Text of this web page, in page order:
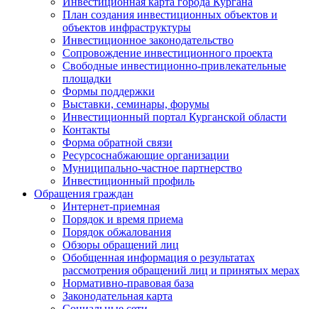
План создания инвестиционных объектов и
объектов инфраструктуры
Инвестиционное законодательство
Сопровождение инвестиционного проекта
Свободные инвестиционно-привлекательные
площадки
Формы поддержки
Выставки, семинары, форумы
Инвестиционный портал Курганской области
Контакты
Форма обратной связи
Ресурсоснабжающие организации
Муниципально-частное партнерство
Инвестиционный профиль
Обращения граждан
Интернет-приемная
Порядок и время приема
Порядок обжалования
Обзоры обращений лиц
Обобщенная информация о результатах
рассмотрения обращений лиц и принятых мерах
Нормативно-правовая база
Законодательная карта